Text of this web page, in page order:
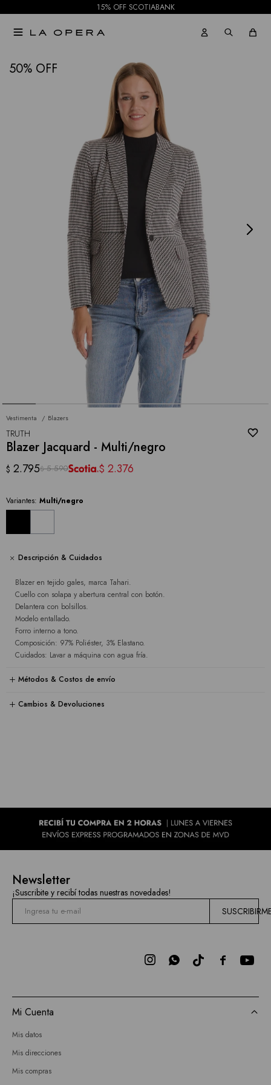
15% OFF SCOTIABANK

50
Vestimenta Blazers
TRUTH
Blazer Jacquard - Multi/negro
$ 2.795$ 5.590 $ 2.376
Variantes: Multi/negro
Descripción & Cuidados
Blazer en tejido gales, marca Tahari.
Cuello con solapa y abertura central con botón.
Delantera con bolsillos.
Modelo entallado.
Forro interno a tono.
Composición: 97% Poliéster, 3% Elastano.
Cuidados: Lavar a máquina con agua fría.
Métodos & Costos de envío
Cambios & Devoluciones
NOTIFICARME
Newsletter
¡Suscribite y recibí todas nuestras novedades!

 
Mi Cuenta
Mis datos
Mis direcciones
Mis compras